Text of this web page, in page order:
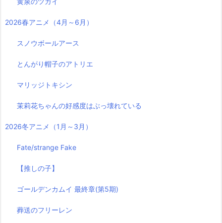
2026春アニメ（4月～6月）
スノウボールアース
とんがり帽子のアトリエ
マリッジトキシン
茉莉花ちゃんの好感度はぶっ壊れている
2026冬アニメ（1月～3月）
Fate/strange Fake
【推しの子】
ゴールデンカムイ 最終章(第5期)
葬送のフリーレン